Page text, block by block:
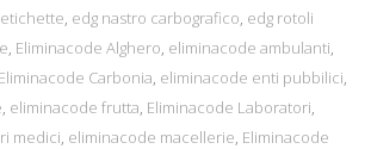
, edg nastro carbografico, edg rotoli
, Eliminacode Alghero, eliminacode ambulanti,
Eliminacode Carbonia, eliminacode enti pubbilici,
, eliminacode frutta, Eliminacode Laboratori,
medici, eliminacode macellerie, Eliminacode